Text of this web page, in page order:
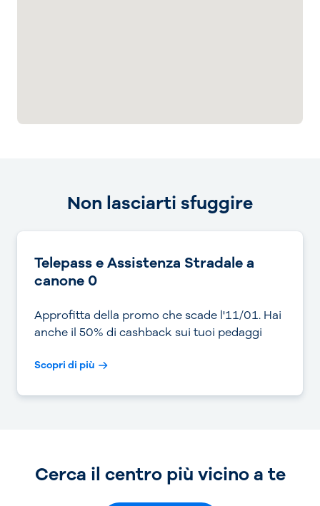
Non lasciarti sfuggire
Telepass e Assistenza Stradale a
canone 0
Approfitta della promo che scade l'11/01. Hai
anche il 50% di cashback sui tuoi pedaggi
Scopri di più
Cerca il centro più vicino a te